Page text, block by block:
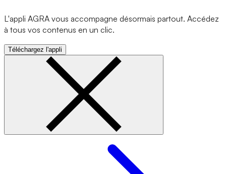
L'appli AGRA vous accompagne désormais partout. Accédez
à tous vos contenus en un clic.
Téléchargez l'appli